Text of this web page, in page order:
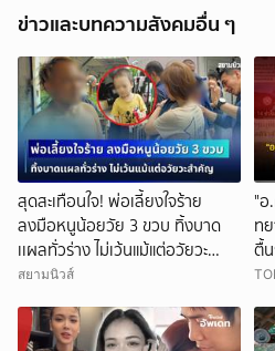
ข่าวและบทความสังคมอื่น ๆ
สุดสะเทือนใจ! พ่อเลี้ยงใจร้าย
ลงมือหนูน้อยวัย 3 ขวบ ทิ้งบาด
เเผลทั่วร่าง ไม่เว้นแม้แต่อวัยวะ
สำคัญ ด้านแม่ใจดำช่วยปกป้องพ่อ
สยามนิวส์
"
ท
ตื้
ข